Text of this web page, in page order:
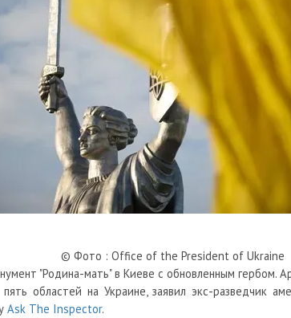
© Фото : Office of the President of Ukraine
"Родина-мать" в Киеве с обновленным гербом.
областей на Украине, заявил экс-разведчик
Ask The Inspector.